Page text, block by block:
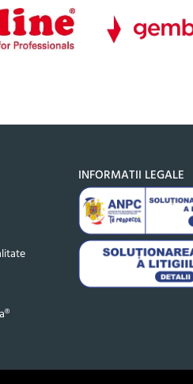
INFORMATII LEGALE